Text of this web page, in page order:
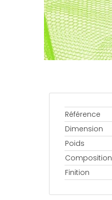
Référence
Dimension
Poids
Composition
Finition